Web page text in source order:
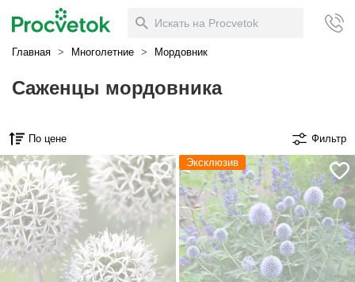
Главная > Многолетние > Мордовник
Саженцы мордовника
По цене Фильтр
Эксклюзив